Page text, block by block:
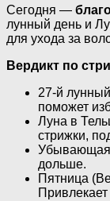
Сегодня —
лунный день и
для ухода за
Вердикт по
27-й
поможет
Луна в
стрижки,
Убывающая
дольше.
Пятница